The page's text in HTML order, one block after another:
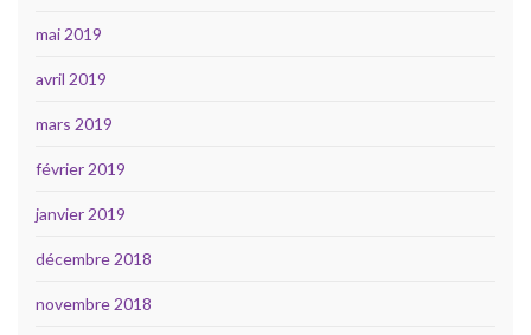
mai 2019
avril 2019
mars 2019
février 2019
janvier 2019
décembre 2018
novembre 2018